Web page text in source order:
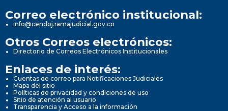
Correo electrónico institucional:
info@cendoj.ramajudicial.gov.co
Otros Correos electrónicos:
Directorio de Correos Electrónicos Institucionales
Enlaces de interés:
Cuentas de correo para Notificaciones Judiciales
Mapa del sitio
Políticas de privacidad y condiciones de uso
Sitio de atención al usuario
Transparencia y Acceso a la información